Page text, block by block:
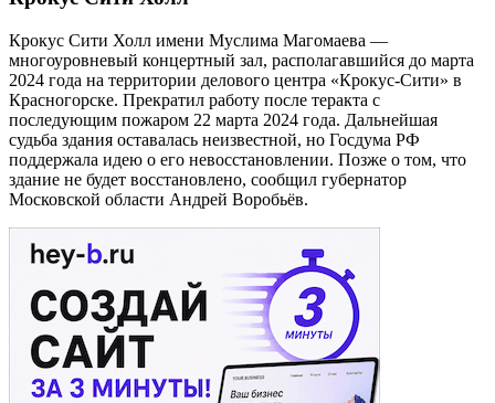
Крокус Сити Холл имени Муслима Магомаева —
многоуровневый концертный зал, располагавшийся до марта
2024 года на территории делового центра «Крокус-Сити» в
Красногорске. Прекратил работу после теракта с
последующим пожаром 22 марта 2024 года. Дальнейшая
судьба здания оставалась неизвестной, но Госдума РФ
поддержала идею о его невосстановлении. Позже о том, что
здание не будет восстановлено, сообщил губернатор
Московской области Андрей Воробьёв.